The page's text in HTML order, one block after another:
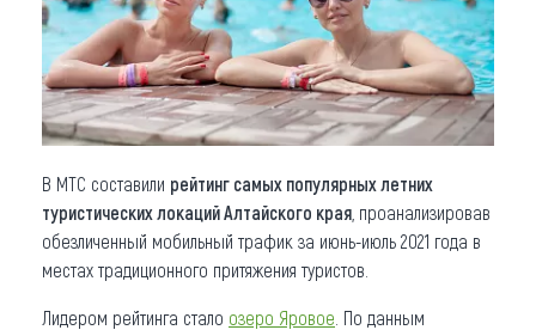
Коллекция впечатлений
Другие рубрики
В МТС составили рейтинг самых популярных летних
туристических локаций Алтайского края , проанализировав
обезличенный мобильный трафик за июнь-июль 2021 года в
местах традиционного притяжения туристов.
Лидером рейтинга стало озеро Яровое . По данным